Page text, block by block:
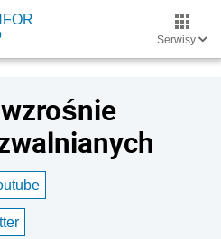
Serwisy